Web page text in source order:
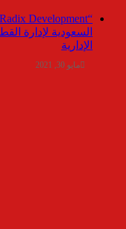
الإدارية
مايو 30, 2021